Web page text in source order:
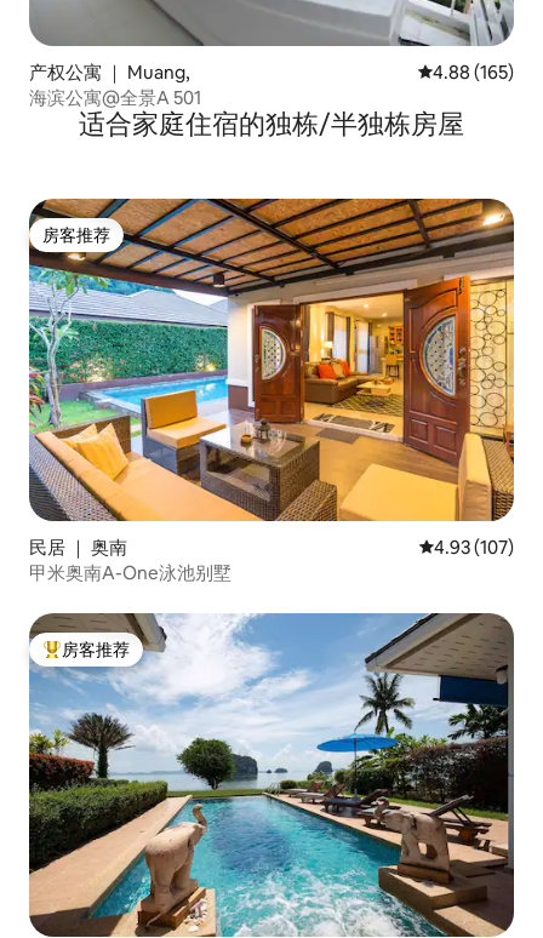
产权公寓 ｜ Muang, 平均评分 4.88
4.88 (165)
海滨公寓@全景A 501
适合家庭住宿的独栋/半独栋房屋
房客推荐
房客推荐
民居 ｜ 奥南 平均评分 4.93
4.93 (107)
甲米奥南A-One泳池别墅
热门「房客推荐」
房客推荐